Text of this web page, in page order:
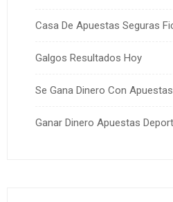
Casa De Apuestas Seguras
Galgos Resultados Hoy
Se Gana Dinero Con Apuestas
Ganar Dinero Apuestas